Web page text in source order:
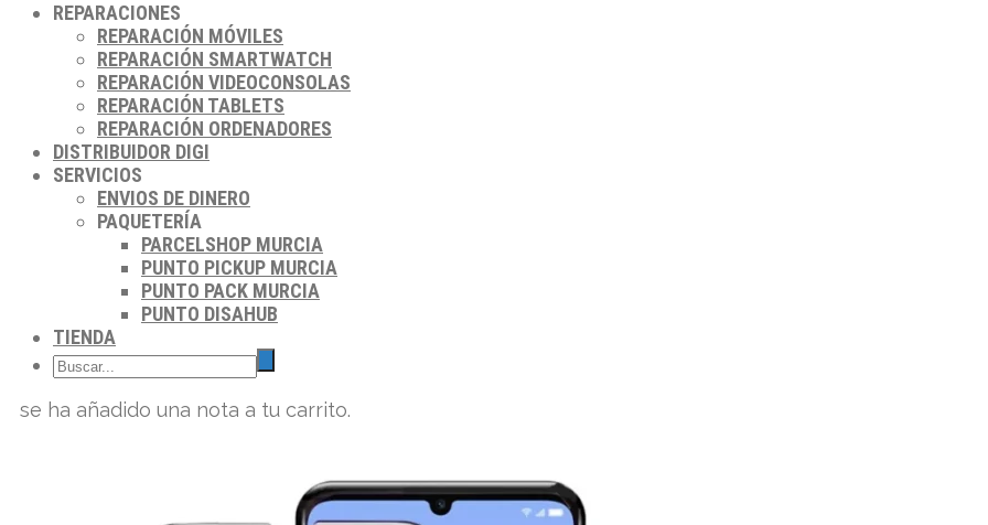
REPARACIONES
REPARACIÓN MÓVILES
REPARACIÓN SMARTWATCH
REPARACIÓN VIDEOCONSOLAS
REPARACIÓN TABLETS
REPARACIÓN ORDENADORES
DISTRIBUIDOR DIGI
SERVICIOS
ENVIOS DE DINERO
PAQUETERÍA
PARCELSHOP MURCIA
PUNTO PICKUP MURCIA
PUNTO PACK MURCIA
PUNTO DISAHUB
TIENDA
se ha añadido una nota a tu carrito.